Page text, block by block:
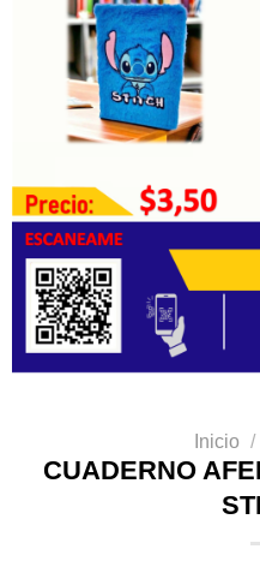
Inicio /
CUADERNO